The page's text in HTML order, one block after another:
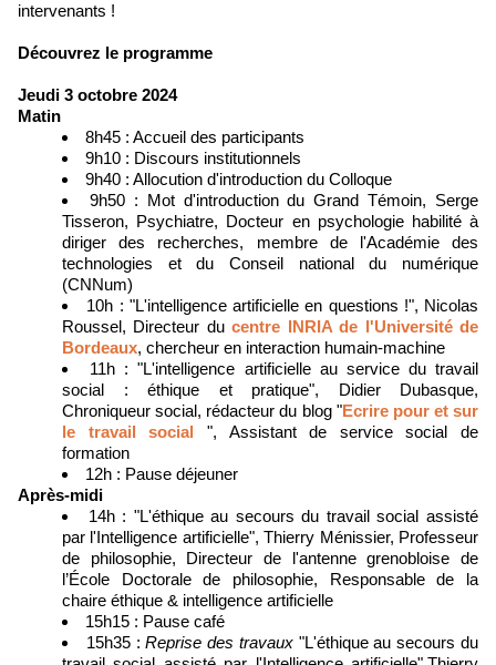
intervenants !
Découvrez le programme
Jeudi 3 octobre 2024
Matin
8h45 : Accueil des participants
9h10 : Discours institutionnels
9h40 : Allocution d'introduction du Colloque
9h50 : Mot d'introduction du Grand Témoin, Serge
Tisseron, Psychiatre, Docteur en psychologie habilité à
diriger des recherches, membre de l'Académie des
technologies et du Conseil national du numérique
(CNNum)
10h : "L'intelligence artificielle en questions !", Nicolas
Roussel, Directeur ducentre INRIA de l'Université de
Bordeaux, chercheur en interaction humain-machine
11h : "L'intelligence artificielle au service du travail
social : éthique et pratique", Didier Dubasque,
Chroniqueur social, rédacteur du blog "Ecrire pour et sur
le travail social ", Assistant de service social de
formation
12h : Pause déjeuner
Après-midi
14h : "L'éthique au secours du travail social assisté
par l'Intelligence artificielle", Thierry Ménissier, Professeur
de philosophie, Directeur de l'antenne grenobloise de
l’École Doctorale de philosophie, Responsable de la
chaire éthique & intelligence artificielle
15h15 : Pause café
15h35 :Reprise des travaux"L'éthique au secours du